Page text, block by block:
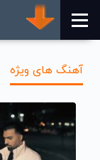
آهنگ های ویژه